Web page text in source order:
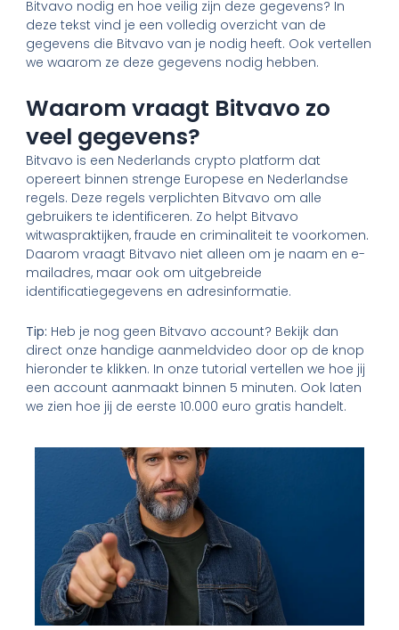
Bitvavo nodig en hoe veilig zijn deze gegevens? In
deze tekst vind je een volledig overzicht van de
gegevens die Bitvavo van je nodig heeft. Ook vertellen
we waarom ze deze gegevens nodig hebben.
Waarom vraagt Bitvavo zo
veel gegevens?
Bitvavo is een Nederlands crypto platform dat
opereert binnen strenge Europese en Nederlandse
regels. Deze regels verplichten Bitvavo om alle
gebruikers te identificeren. Zo helpt Bitvavo
witwaspraktijken, fraude en criminaliteit te voorkomen.
Daarom vraagt Bitvavo niet alleen om je naam en e-
mailadres, maar ook om uitgebreide
identificatiegegevens en adresinformatie.
Tip: Heb je nog geen Bitvavo account? Bekijk dan
direct onze handige aanmeldvideo door op de knop
hieronder te klikken. In onze tutorial vertellen we hoe jij
een account aanmaakt binnen 5 minuten. Ook laten
we zien hoe jij de eerste 10.000 euro gratis handelt.